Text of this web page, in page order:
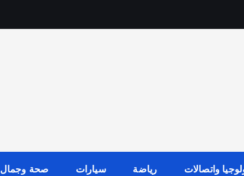
واتصالات رياضة سيارات صحة وجمال